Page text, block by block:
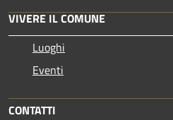
VIVERE IL COMUNE
Luoghi
Eventi
CONTATTI